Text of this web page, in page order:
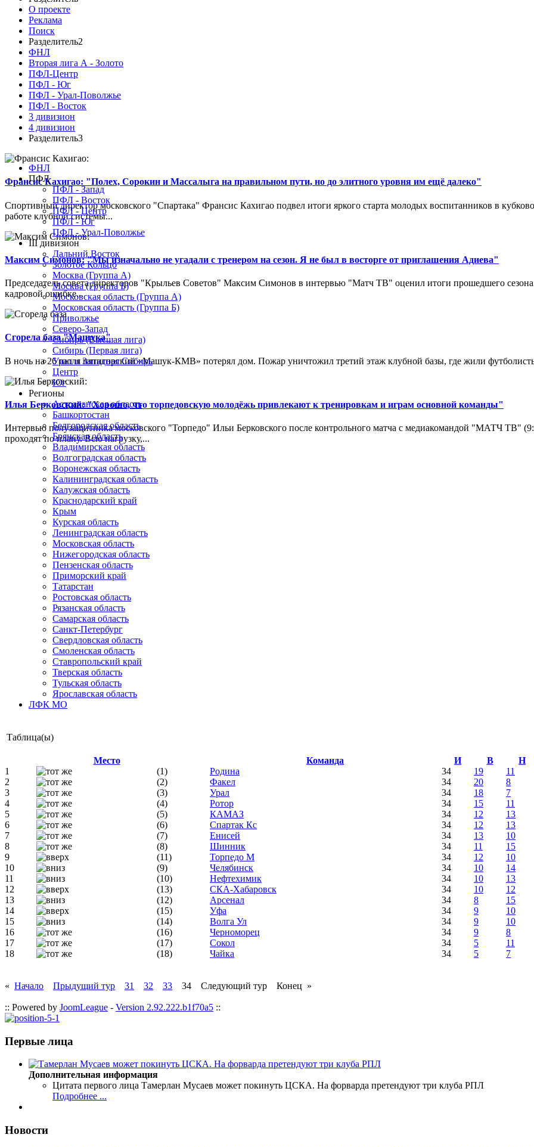
О проекте
Реклама
Поиск
Разделитель2
ФНЛ
Вторая лига А - Золото
ПФЛ-Центр
ПФЛ - Юг
ПФЛ - Урал-Поволжье
ПФЛ - Восток
3 дивизион
4 дивизион
Разделитель3
Франсис Кахигао: "Полех, Сорокин и Массалыга на правильном пути, но до элитного уровня им ещё далеко"
Спортивный директор московского "Спартака" Франсис Кахигао подвел итоги яркого старта молодых воспитанников в
работе клубной системы...
Максим Симонов: "Мы изначально не угадали с тренером на сезон. Я не был в восторге от приглашения Адиева"
Председатель совета директоров "Крыльев Советов" Максим Симонов в интервью "Матч ТВ" оценил итоги прошедшего сезона
кадровой ошибке...
Сгорела база "Машука"
В ночь на 26 июля пятигорский «Машук-КМВ» потерял дом. Пожар уничтожил третий этаж клубной базы, где жили
Илья Берковский: "Хорошо, что торпедовскую молодёжь привлекают к тренировкам и играм основной команды"
Интервью полузащитника московского "Торпедо" Ильи Берковского после контрольного матча с медиакомандой "МАТЧ ТВ"
проходят по плану. Всю нагрузку,...
ФНЛ
ПФЛ
ПФЛ - Запад
ПФЛ - Восток
ПФЛ - Центр
ПФЛ - Юг
ПФЛ - Урал-Поволжье
III дивизион
Дальний Восток
Золотое Кольцо
Москва (Группа А)
Москва (Группа Б)
Московская область (Группа А)
Московская область (Группа Б)
Приволжье
Северо-Запад
Сибирь (Высшая лига)
Сибирь (Первая лига)
Урал и Западная Сибирь
Центр
Юг
Регионы
Астраханская область
Башкортостан
Белгородская область
Брянская область
Владимирская область
Волгоградская область
Воронежская область
Калининградская область
Калужская область
Краснодарский край
Крым
Курская область
Ленинградская область
Московская область
Нижегородская область
Пензенская область
Приморский край
Татарстан
Ростовская область
Рязанская область
Самарская область
Санкт-Петербург
Свердловская область
Смоленская область
Ставропольский край
Тверская область
Тульская область
Ярославская область
ЛФК МО
Таблица(ы)
Место Команда И В
Н
1
(1) Родина 34 19
11
2
(2) Факел 34 20
8
3
(3) Урал 34 18
7
4
(4) Ротор 34 15
11
5
(5) КАМАЗ 34 12
13
6
(6) Спартак Кс 34 12
13
7
(7) Енисей 34 13
10
8
(8) Шинник 34 11
15
9
(11) Торпедо М 34 12
10
10
(9) Челябинск 34 10
14
11
(10) Нефтехимик 34 10
13
12
(13) СКА-Хабаровск 34 10
12
13
(12) Арсенал 34 8
15
14
(15) Уфа 34 9
10
15
(14) Волга Ул 34 9
10
16
(16) Черноморец 34 9
8
17
(17) Сокол 34 5
11
18
(18) Чайка 34 5 7
« Начало Прыдущий тур 31 32 33 34 Следующий тур Конец »
:: Powered by JoomLeague - Version 2.92.222.b1f70a5 ::
Первые лица
Дополнительная информация
Цитата первого лица Тамерлан Мусаев может покинуть ЦСКА. На форварда претендуют три клуба РПЛ
Подробнее ...
Новости